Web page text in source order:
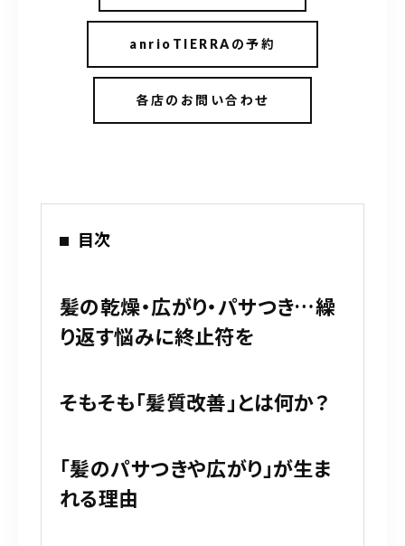
anrioTIERRAの予約
各店のお問い合わせ
目次
髪の乾燥・広がり・パサつき…繰
り返す悩みに終止符を
そもそも「髪質改善」とは何か？
「髪のパサつきや広がり」が生ま
れる理由